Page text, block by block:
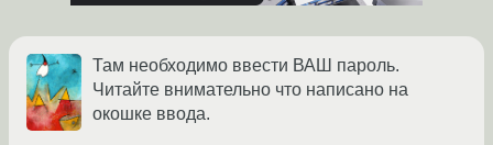
Там необходимо ввести ВАШ пароль.
Читайте внимательно что написано на
окошке ввода.